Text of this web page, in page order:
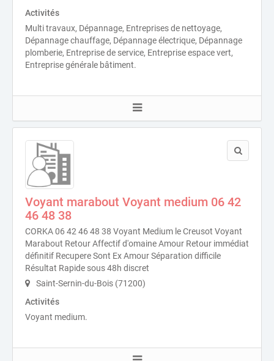
Activités
Multi travaux, Dépannage, Entreprises de nettoyage,
Dépannage chauffage, Dépannage électrique, Dépannage
plomberie, Entreprise de service, Entreprise espace vert,
Entreprise générale bâtiment.
Voyant marabout Voyant medium 06 42
46 48 38
CORKA 06 42 46 48 38 Voyant Medium le Creusot Voyant
Marabout Retour Affectif d'omaine Amour Retour immédiat
définitif Recupere Sont Ex Amour Séparation difficile
Résultat Rapide sous 48h discret
Saint-Sernin-du-Bois (71200)
Activités
Voyant medium.